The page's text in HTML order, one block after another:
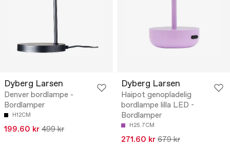
Dyberg Larsen
Denver bordlampe -
Bordlamper
H12CM
199.60 kr 499 kr
Dyberg Larsen
Haipot genopladelig
bordlampe lilla LED -
Bordlamper
H25.7CM
271.60 kr 679 kr